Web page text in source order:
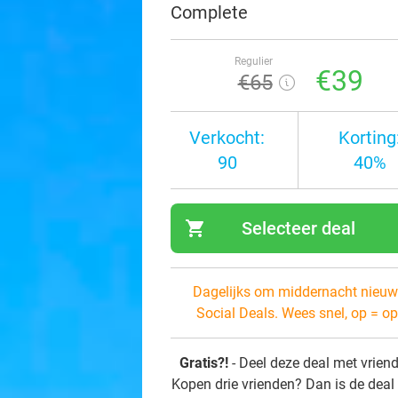
Complete
Regulier
€65 €39
Verkocht:
90
40%
shopping_cart Selecteer deal
Dagelijks om middernacht
Social Deals. Wees snel, op =
Gratis?! - Deel deze deal met
Kopen drie vrienden? Dan is de